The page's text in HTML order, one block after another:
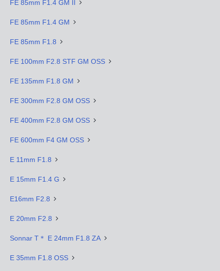
FE 85mm F1.4 GM II
FE 85mm F1.4 GM
FE 85mm F1.8
FE 100mm F2.8 STF GM OSS
FE 135mm F1.8 GM
FE 300mm F2.8 GM OSS
FE 400mm F2.8 GM OSS
FE 600mm F4 GM OSS
E 11mm F1.8
E 15mm F1.4 G
E16mm F2.8
E 20mm F2.8
Sonnar T＊ E 24mm F1.8 ZA
E 35mm F1.8 OSS